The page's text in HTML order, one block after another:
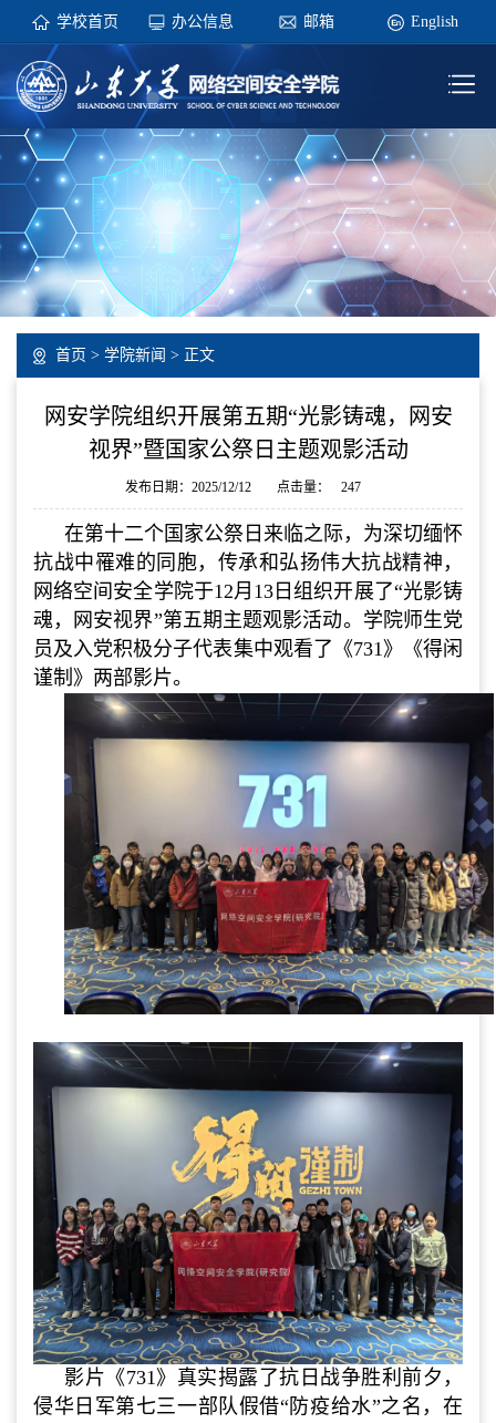
学校首页 办公信息 邮箱 English
首页 > 学院新闻 > 正文
网安学院组织开展第五期“光影铸魂，网安
视界”暨国家公祭日主题观影活动
发布日期：2025/12/12 点击量： 247
在第十二个国家公祭日来临之际，为深切缅怀
抗战中罹难的同胞，传承和弘扬伟大抗战精神，
网络空间安全学院于12月13日组织开展了“光影铸
魂，网安视界”第五期主题观影活动。学院师生党
员及入党积极分子代表集中观看了《731》《得闲
谨制》两部影片。
影片《731》真实揭露了抗日战争胜利前夕，
侵华日军第七三一部队假借“防疫给水”之名，在